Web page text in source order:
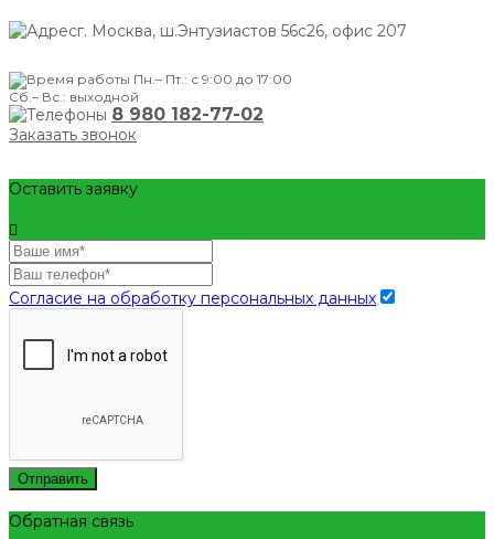
г. Москва, ш.Энтузиастов 56с26, офис 207
Пн.– Пт.: с 9:00 до 17:00
Сб.– Вс.: выходной
8 980 182-77-02
Заказать звонок
Оставить заявку
Согласие на обработку персональных данных
Отправить
Обратная связь